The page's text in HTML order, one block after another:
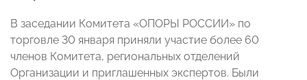
В заседании Комитета «ОПОРЫ РОССИИ» по
торговле 30 января приняли участие более 60
членов Комитета, региональных отделений
Организации и приглашенных экспертов. Были